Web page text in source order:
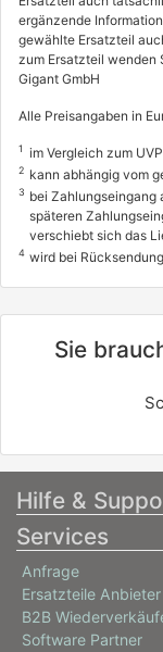
ergänzende
gewählte Ersatzteil
zum Ersatzteil wenden
Gigant GmbH
Alle Preisangaben in
1 im Vergleich zum
2 kann abhängig vom
3 bei Zahlungseingang
späteren
verschiebt sich das
4 wird bei
Sie
Hilfe &
Services
Anfrage
Ersatzteile Anbieter
B2B
Software Partner